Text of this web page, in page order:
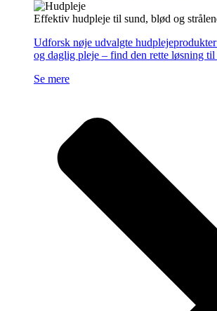
Effektiv hudpleje til sund, blød og
Udforsk nøje udvalgte
og daglig pleje – find den rette løsning
Se mere